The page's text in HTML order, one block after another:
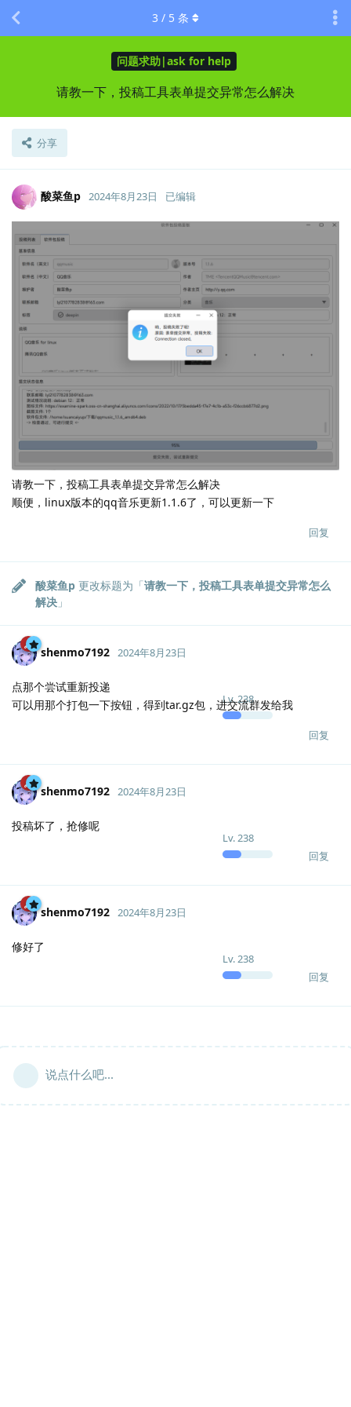
问题求助|ask for help
请教一下，投稿工具表单提交异常怎么解决
分享
3 / 5 条
酸菜鱼p 2024年8月23日 已编辑
请教一下，投稿工具表单提交异常怎么解决
顺便，linux版本的qq音乐更新1.1.6了，可以更新一下
回复
酸菜鱼p 更改标题为「请教一下，投稿工具表单提交异常怎么
解决 」
shenmo7192
Lv.238
2024年8月23日
点那个尝试重新投递
可以用那个打包一下按钮，得到tar.gz包，进交流群发给我
回复
shenmo7192
Lv.238
2024年8月23日
投稿坏了，抢修呢
回复
shenmo7192
Lv.238
2024年8月23日
修好了
回复
说点什么吧...